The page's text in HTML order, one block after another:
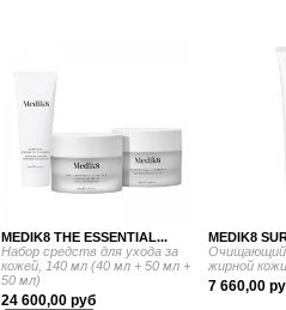
MEDIK8 THE ESSENTIAL...
Набор средств для ухода за
кожей, 140 мл (40 мл + 50 мл +
50 мл)
24 600,00 руб
MEDIK8
Очищающий
жирной
7 660,00